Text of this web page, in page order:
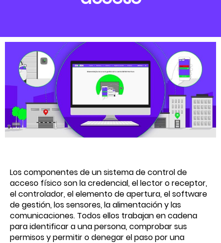
Los componentes de un sistema de control de
acceso físico son la credencial, el lector o receptor,
el controlador, el elemento de apertura, el software
de gestión, los sensores, la alimentación y las
comunicaciones. Todos ellos trabajan en cadena
para identificar a una persona, comprobar sus
permisos y permitir o denegar el paso por una